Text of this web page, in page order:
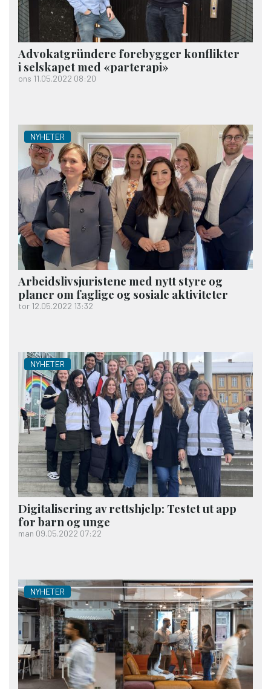
Advokat­gründere forebygger konflikter
i selskapet med «parterapi»
ons 11.05.2022 08:20
NYHETER
Arbeids­livs­juristene med nytt styre og
planer om faglige og sosiale aktiviteter
tor 12.05.2022 13:32
NYHETER
Digitalisering av rettshjelp: Testet ut app
for barn og unge
man 09.05.2022 07:22
NYHETER